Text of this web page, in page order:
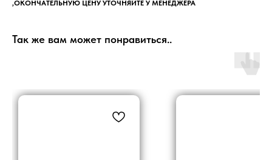
,ОКОНЧАТЕЛЬНУЮ ЦЕНУ УТОЧНЯЙТЕ У МЕНЕДЖЕРА
Так же вам может понравиться..